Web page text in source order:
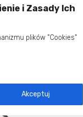
i Zasady Ich
plików "Cookies"
Akceptuj